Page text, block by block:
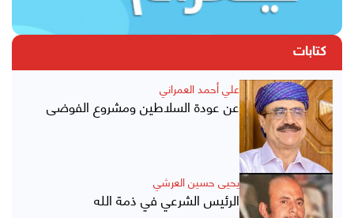
كتابات
علي أحمد العمراني
عن عودة السلاطين ومشروع الفوضى
يحيى حسين العرشي
الرئيس الشرعي في ذمة الله